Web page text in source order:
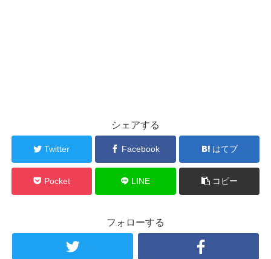
シェアする
Twitter Facebook はてブ
Pocket LINE コピー
フォローする